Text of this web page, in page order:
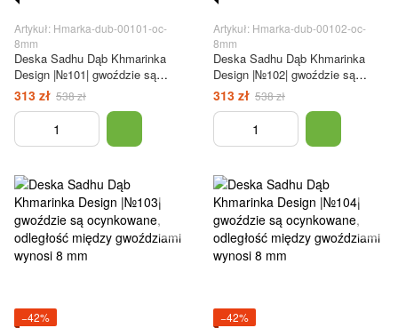
Artykuł: Hmarka-dub-00101-oc-
8mm
Deska Sadhu Dąb Khmarinka
Design |№101| gwoździe są
ocynkowane, odległość między
gwoździami wynosi 8 mm
313 zł 538 zł
Artykuł: Hmarka-dub-00102-oc-
8mm
Deska Sadhu Dąb Khmarinka
Design |№102| gwoździe są
ocynkowane, odległość między
gwoździami wynosi 8 mm
313 zł 538 zł
−42%
−42%